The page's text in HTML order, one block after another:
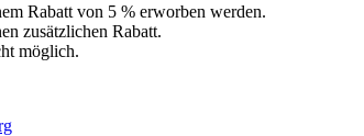
Rabatt von 5 % erworben werden.
zusätzlichen Rabatt.
möglich.